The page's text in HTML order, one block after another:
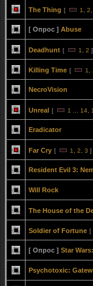
The Thing [ 1 2
[ Опрос ] Abuse
Deadhunt [ 1 2 ]
Killing Time [ 1
NecroVision
Unreal [ 1 14
Eradicator
Far Cry [ 1 2 3 ]
Resident Evil 3:
Will Rock
The House of the
Soldier of Fortune [
[ Опрос ] Star
Psychotoxic: